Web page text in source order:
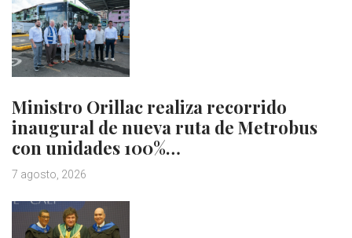
Ministro Orillac realiza recorrido
inaugural de nueva ruta de Metrobus
con unidades 100%…
7 agosto, 2026